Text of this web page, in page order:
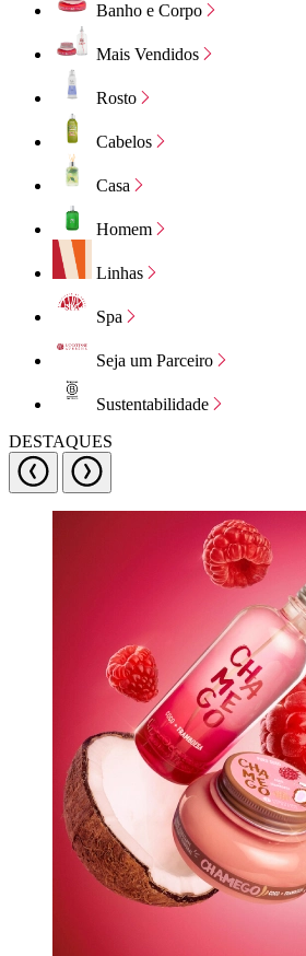
Banho e Corpo
Mais Vendidos
Rosto
Cabelos
Casa
Homem
Linhas
Spa
Seja um Parceiro
Sustentabilidade
DESTAQUES